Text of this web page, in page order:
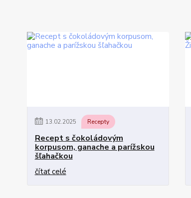
13.02.2025 Recepty
Recept s čokoládovým
korpusom, ganache a parížskou
šľahačkou
čítať celé